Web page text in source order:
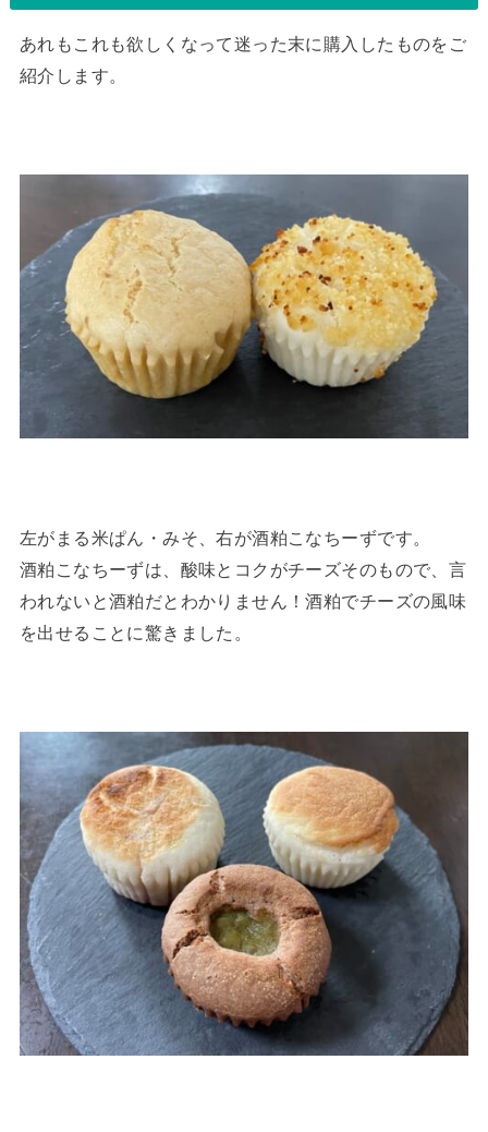
あれもこれも欲しくなって迷った末に購入したものをご
紹介します。
左がまる米ぱん・みそ、右が酒粕こなちーずです。
酒粕こなちーずは、酸味とコクがチーズそのもので、言
われないと酒粕だとわかりません！酒粕でチーズの風味
を出せることに驚きました。